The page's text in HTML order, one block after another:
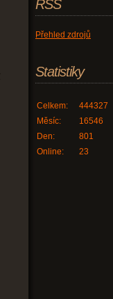
RSS
Přehled zdrojů
Statistiky
Online: 23
Celkem:
444327
Měsíc:
16546
Den:
801